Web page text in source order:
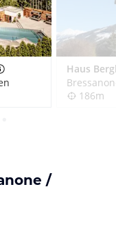
Haus
186m
/